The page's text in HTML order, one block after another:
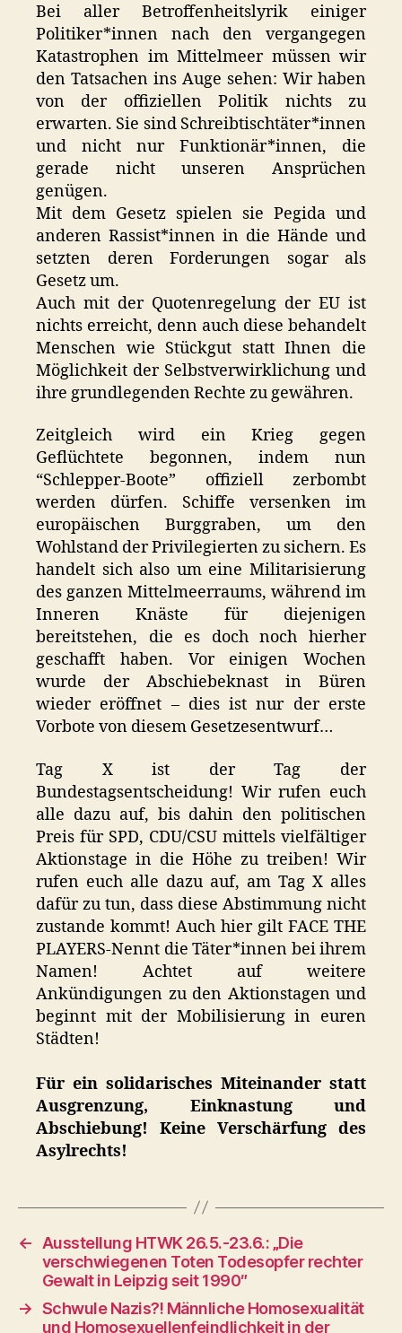
Bei aller Betroffenheitslyrik einiger
Politiker*innen nach den vergangegen
Katastrophen im Mittelmeer müssen wir
den Tatsachen ins Auge sehen: Wir haben
von der offiziellen Politik nichts zu
erwarten. Sie sind Schreibtischtäter*innen
und nicht nur Funktionär*innen, die
gerade nicht unseren Ansprüchen
genügen.
Mit dem Gesetz spielen sie Pegida und
anderen Rassist*innen in die Hände und
setzten deren Forderungen sogar als
Gesetz um.
Auch mit der Quotenregelung der EU ist
nichts erreicht, denn auch diese behandelt
Menschen wie Stückgut statt Ihnen die
Möglichkeit der Selbstverwirklichung und
ihre grundlegenden Rechte zu gewähren.
Zeitgleich wird ein Krieg gegen
Geflüchtete begonnen, indem nun
“Schlepper-Boote” offiziell zerbombt
werden dürfen. Schiffe versenken im
europäischen Burggraben, um den
Wohlstand der Privilegierten zu sichern. Es
handelt sich also um eine Militarisierung
des ganzen Mittelmeerraums, während im
Inneren Knäste für diejenigen
bereitstehen, die es doch noch hierher
geschafft haben. Vor einigen Wochen
wurde der Abschiebeknast in Büren
wieder eröffnet – dies ist nur der erste
Vorbote von diesem Gesetzesentwurf…
Tag X ist der Tag der
Bundestagsentscheidung! Wir rufen euch
alle dazu auf, bis dahin den politischen
Preis für SPD, CDU/CSU mittels vielfältiger
Aktionstage in die Höhe zu treiben! Wir
rufen euch alle dazu auf, am Tag X alles
dafür zu tun, dass diese Abstimmung nicht
zustande kommt! Auch hier gilt FACE THE
PLAYERS-Nennt die Täter*innen bei ihrem
Namen! Achtet auf weitere
Ankündigungen zu den Aktionstagen und
beginnt mit der Mobilisierung in euren
Städten!
Für ein solidarisches Miteinander statt
Ausgrenzung, Einknastung und
Abschiebung! Keine Verschärfung des
Asylrechts!
←
Ausstellung HTWK 26.5.-23.6.: „Die
verschwiegenen Toten Todesopfer rechter
Gewalt in Leipzig seit 1990″
→ Schwule Nazis?! Männliche Homosexualität
und Homosexuellenfeindlichkeit in der